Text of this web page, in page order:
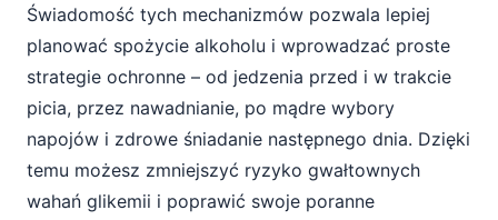
Świadomość tych mechanizmów pozwala lepiej
planować spożycie alkoholu i wprowadzać proste
strategie ochronne – od jedzenia przed i w trakcie
picia, przez nawadnianie, po mądre wybory
napojów i zdrowe śniadanie następnego dnia. Dzięki
temu możesz zmniejszyć ryzyko gwałtownych
wahań glikemii i poprawić swoje poranne